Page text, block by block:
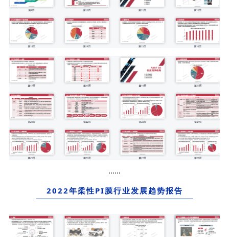
……
2022年柔性PI膜行业发展趋势报告